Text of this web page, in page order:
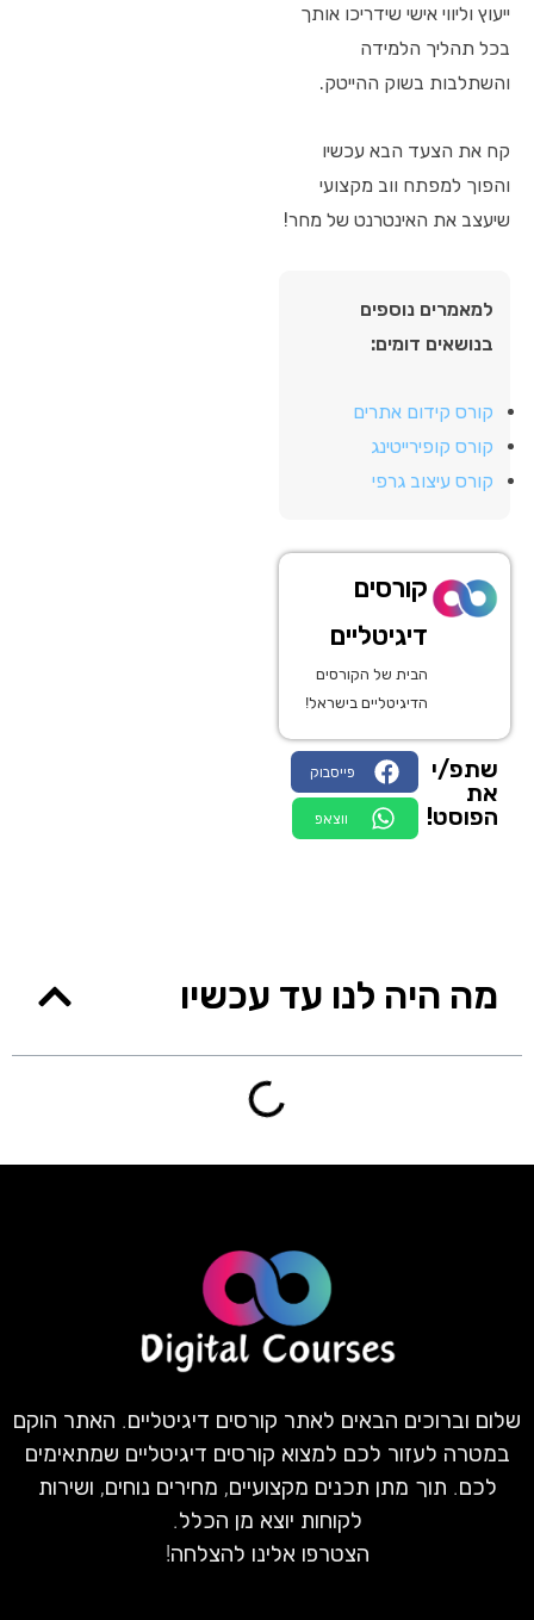
ייעוץ וליווי אישי שידריכו אותך
בכל תהליך הלמידה
והשתלבות בשוק ההייטק.
קח את הצעד הבא עכשיו
והפוך למפתח ווב מקצועי
שיעצב את האינטרנט של מחר!
למאמרים נוספים
בנושאים דומים:
קורס קידום אתרים
קורס קופירייטינג
קורס עיצוב גרפי
קורסים
דיגיטליים
הבית של הקורסים
הדיגיטליים בישראל!
שתפ/י
את
הפוסט!
פייסבוק
ווצאפ
מה היה לנו עד עכשיו
שלום וברוכים הבאים לאתר קורסים דיגיטליים. האתר הוקם
במטרה לעזור לכם למצוא קורסים דיגיטליים שמתאימים
לכם. תוך מתן תכנים מקצועיים, מחירים נוחים, ושירות
לקוחות יוצא מן הכלל.
הצטרפו אלינו להצלחה!